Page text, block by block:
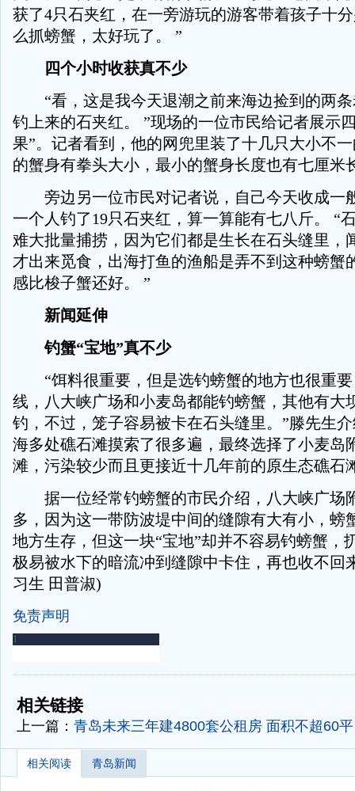
获了4只石夹红，在一旁游玩的游客带着孩子十
么抓螃蟹，太好玩了。 ”
四个小时收获真不少
“看，这是我今天退潮之前来海边捡到的两条
钓上来的石夹红。 ”现场的一位市民给记者展示
果”。记者看到，他的网兜里装了十几只大小不
的蟹身有拳头大小，最小的蟹身长度也有七厘米
旁边另一位市民对记者说，自己今天收成一
一个人钓了19只石夹红，算一算能有七八斤。 “
难大批量捕捞，因为它们都是生长在石头缝里，
才出来觅食，出海打鱼的渔船是弄不到这种螃蟹
感比梭子蟹还好。 ”
新闻延伸
钓蟹“宝地”真不少
“饵料很重要，但是选钓螃蟹的地方也很重要
线，八大峡广场和小麦岛都能钓螃蟹，其他有大
钓，不过，笼子容易被卡在石头缝里。”滕先生
海多处礁石滩摸索了很多遍，最终选择了小麦岛
滩，污染较少而且更接近十几年前的原生态礁石
据一位经常钓螃蟹的市民介绍，八大峡广场
多，因为这一带防波堤中间的缝隙有大有小，螃
地方生存，但这一块“宝地”却并不容易钓螃蟹，
极易被水下的暗流冲到缝隙中卡住，再也收不回
习生 田普淑)
免责声明
-
相关链接
上一篇： 青岛未来三年建4800套公租房 面积不超60平
相关阅读 青岛新闻